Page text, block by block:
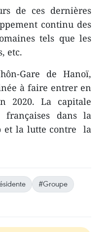
de ces dernières
continu des
tels que les
etc.
Gare de Hanoï,
à faire entrer en
2020. La capitale
françaises dans la
et la lutte contre la
#Groupe